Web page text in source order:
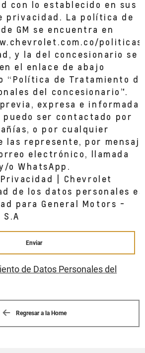
con lo establecido en sus
privacidad. La política de
GM se encuentra en
y la del concesionario se
el enlace de abajo
“Política de Tratamiento de
del concesionario”.
expresa e informada,
puedo ser contactado por
o por cualquier
las represente, por
electrónico, llamada
o WhatsApp.
| Chevrolet
de los datos personales es
para General Motors -
Enviar
de Datos Personales del
Regresar a la Home